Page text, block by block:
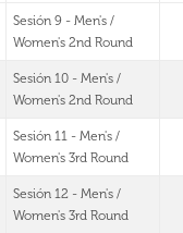
Sesión 9 - Men's /
Women's 2nd Round
Sesión 10 - Men's /
Women's 2nd Round
Sesión 11 - Men's /
Women's 3rd Round
Sesión 12 - Men's /
Women's 3rd Round